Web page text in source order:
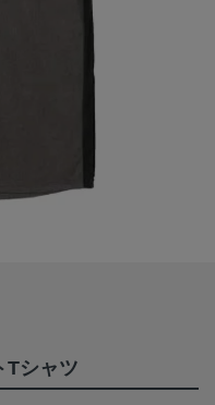
Tシャツ